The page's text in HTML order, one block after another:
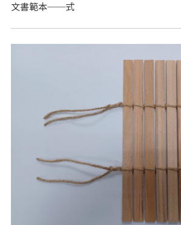
文書範本──式